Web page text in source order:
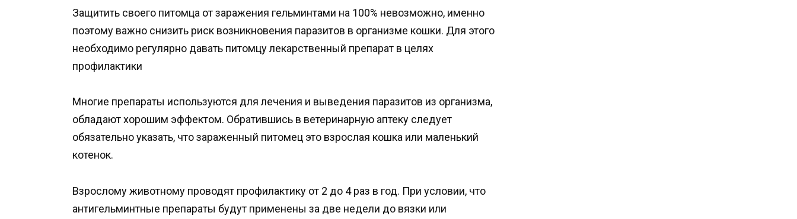
Защитить своего питомца от заражения гельминтами на 100% невозможно, именно
поэтому важно снизить риск возникновения паразитов в организме кошки. Для этого
необходимо регулярно давать питомцу лекарственный препарат в целях
профилактики
Многие препараты используются для лечения и выведения паразитов из организма,
обладают хорошим эффектом. Обратившись в ветеринарную аптеку следует
обязательно указать, что зараженный питомец это взрослая кошка или маленький
котенок.
Взрослому животному проводят профилактику от 2 до 4 раз в год. При условии, что
антигельминтные препараты будут применены за две недели до вязки или